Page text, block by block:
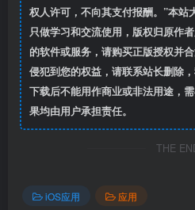
权人许可，不向其支付报酬。”本站
只做学习和交流使用，版权归原作
的软件或服务，请购买正版授权并
侵犯到您的权益，请联系站长删除
下载后不能用作商业或非法用途，
果均由用户承担责任。
THE
iOS应用
应用